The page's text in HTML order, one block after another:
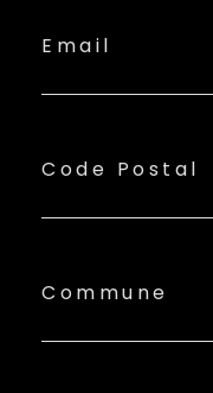
Email
Code Postal
Commune